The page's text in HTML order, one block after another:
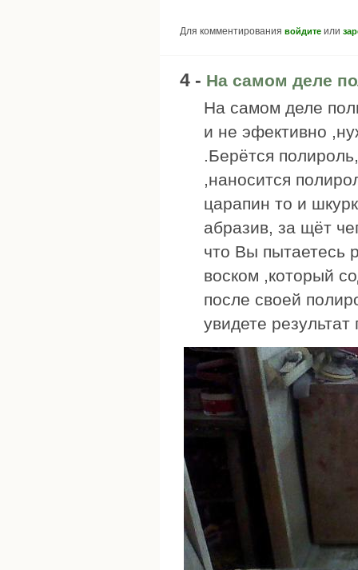
Для комментирования войдите или
4 - На самом деле
На самом деле
и не эфективно
.Берётся
,наносится
царапин то и
абразив, за щёт
что Вы пытаетесь
воском ,который
после своей
увидете результат